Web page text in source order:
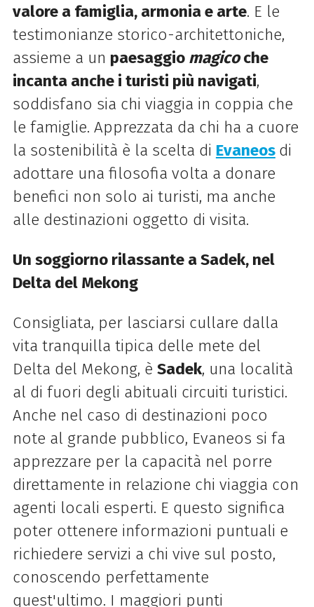
valore a famiglia, armonia e arte. E le
testimonianze storico-architettoniche,
assieme a un paesaggio magicoche
incanta anche i turisti più navigati,
soddisfano sia chi viaggia in coppia che
le famiglie. Apprezzata da chi ha a cuore
la sostenibilità è la scelta di Evaneos di
adottare una filosofia volta a donare
benefici non solo ai turisti, ma anche
alle destinazioni oggetto di visita.
Un soggiorno rilassante a Sadek, nel
Delta del Mekong
Consigliata, per lasciarsi cullare dalla
vita tranquilla tipica delle mete del
Delta del Mekong, è Sadek, una località
al di fuori degli abituali circuiti turistici.
Anche nel caso di destinazioni poco
note al grande pubblico, Evaneos si fa
apprezzare per la capacità nel porre
direttamente in relazione chi viaggia con
agenti locali esperti. E questo significa
poter ottenere informazioni puntuali e
richiedere servizi a chi vive sul posto,
conoscendo perfettamente
quest'ultimo. I maggiori punti